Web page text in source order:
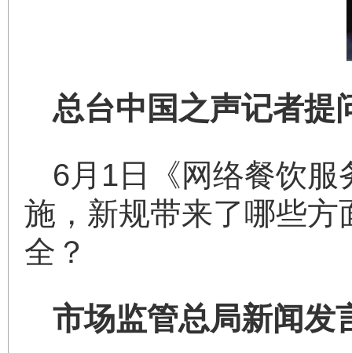
总台中国之声记者提
6月1日《网络餐饮
施，新规带来了哪些
全？
市场监管总局新闻发